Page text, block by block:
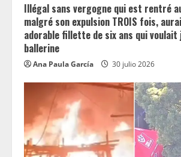
Illégal sans vergogne qui est rentré
malgré son expulsion TROIS fois,
adorable fillette de six ans qui voulait
ballerine
Ana Paula García 30 julio 2026